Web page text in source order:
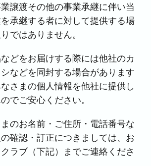
譲渡その他の事業承継に伴い当
承継する者に対して提供する場
ではありません。
どをお届けする際には他社のカ
などを同封する場合があります
さまの個人情報を他社に提供し
でご安心ください。
のお名前・ご住所・電話番号な
確認・訂正につきましては、お
ラブ（下記）までご連絡くださ